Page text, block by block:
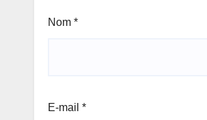
Nom *
E-mail *